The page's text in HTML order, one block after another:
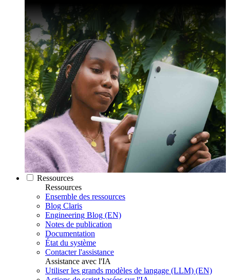
Ressources
Ressources
Ensemble des ressources
Blog Claris
Engineering Blog (EN)
Notes de publication
Documentation
État du système
Contacter l'assistance
Assistance avec l'IA
Utiliser les grands modèles de langage (LLM) (EN)